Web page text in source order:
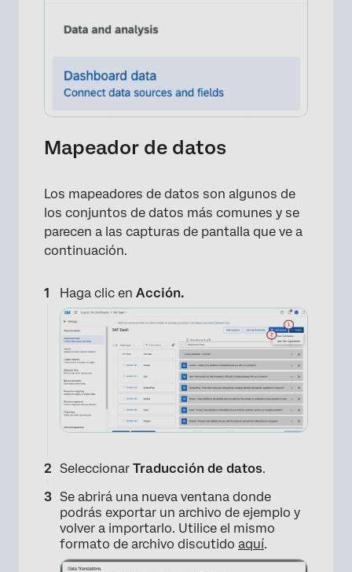
Mapeador de datos
Los mapeadores de datos son algunos de
los conjuntos de datos más comunes y se
parecen a las capturas de pantalla que ve a
continuación.
Haga clic en Acción.
Seleccionar Traducción de datos.
Se abrirá una nueva ventana donde
podrás exportar un archivo de ejemplo y
volver a importarlo. Utilice el mismo
formato de archivo discutido aquí.